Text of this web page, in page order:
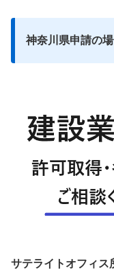
神奈川県申請の場
サテライトオフィス